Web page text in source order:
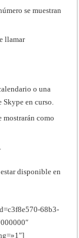
se muestran
llamar
o una
Skype en curso.
mostrarán como
disponible en
68b3-